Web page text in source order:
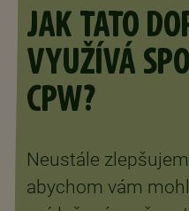
JAK TATO
VYUŽÍVÁ
CPW?
Neustále
abychom vám